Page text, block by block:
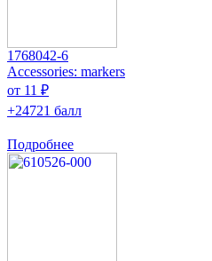
1768042-6
Accessories: markers
от 11 ₽
+24721 балл
Подробнее